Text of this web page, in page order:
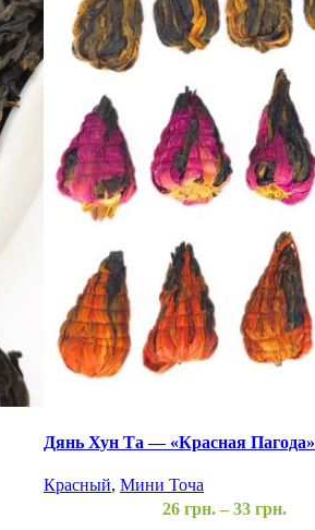
Дянь Хун Та — «Красная Пагода»
Красный, Мини Точа
26 грн. – 33 грн.